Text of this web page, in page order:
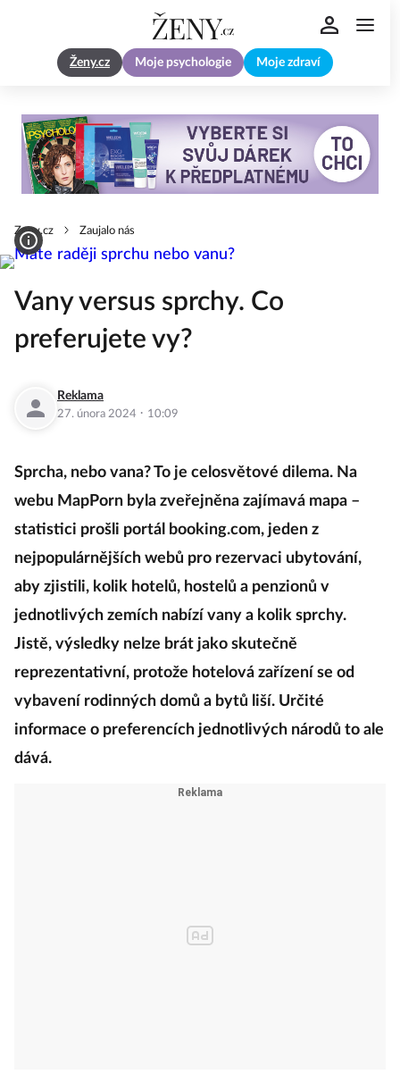
Ženy.cz Moje psychologie Moje zdraví
Zeny.cz Zaujalo nás
Vany versus sprchy. Co
preferujete vy?
Reklama
27. února 2024 · 10:09
Sprcha, nebo vana? To je celosvětové dilema. Na
webu MapPorn byla zveřejněna zajímavá mapa –
statistici prošli portál booking.com, jeden z
nejpopulárnějších webů pro rezervaci ubytování,
aby zjistili, kolik hotelů, hostelů a penzionů v
jednotlivých zemích nabízí vany a kolik sprchy.
Jistě, výsledky nelze brát jako skutečně
reprezentativní, protože hotelová zařízení se od
vybavení rodinných domů a bytů liší. Určité
informace o preferencích jednotlivých národů to ale
dává.